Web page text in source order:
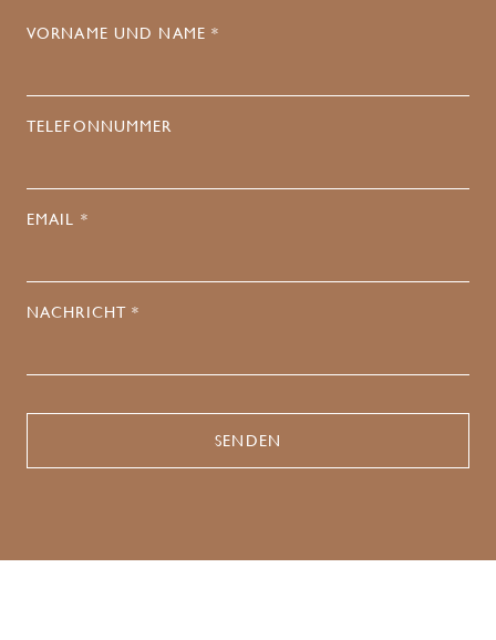
VORNAME UND NAME *
TELEFONNUMMER
EMAIL *
NACHRICHT *